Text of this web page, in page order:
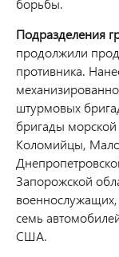
борьбы.
Подразделения
продолжили
противника.
штурмовых
бригады морской
Коломийцы,
Запорожской
семь
США.